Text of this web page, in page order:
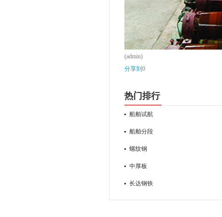
(admin)
分享到 0
热门排行
船舶试航
船舶分段
螺纹钢
中厚板
长达钢铁